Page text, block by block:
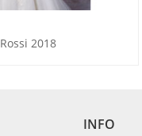
2018
INFO